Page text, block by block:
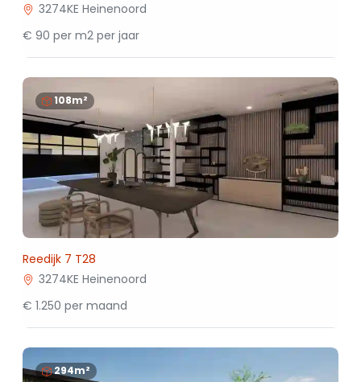
3274KE Heinenoord
€ 90 per m2 per jaar
108m²
Reedijk 7 T28
3274KE Heinenoord
€ 1.250 per maand
294m²